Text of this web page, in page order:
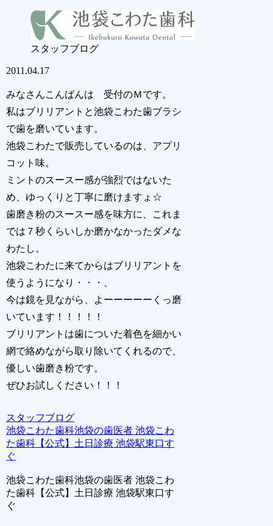
スタッフブログ
2011.04.17
みなさんこんばんは 受付のＭです。
私はブリリアントと池袋こわた歯ブラシ
で歯を磨いています。
池袋こわたで販売しているのは、アプリ
コット味。
ミントのスースー感が強烈ではないた
め、ゆっくりと丁寧に磨けますょ☆
歯磨き粉のスースー感を味方に、これま
では７秒くらいしか磨かなかったダメな
わたし。
池袋こわたに来てからはブリリアントを
使うようになり・・・、
今は鏡を見ながら、よーーーーーくっ磨
いています！！！！！
ブリリアントは歯についた着色を細かい
網で絡めながら取り除いてくれるので、
優しい歯磨き粉です。
ぜひお試しください！！！
スタッフブログ
池袋こわた歯科池袋の歯医者 池袋こわ
た歯科【公式】土日診療 池袋駅東口す
ぐ
池袋こわた歯科池袋の歯医者 池袋こわ
た歯科【公式】土日診療 池袋駅東口す
ぐ